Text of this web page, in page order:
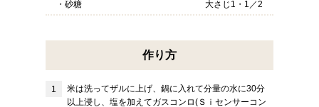
・砂糖 大さじ1・1／2
作り方
米は洗ってザルに上げ、鍋に入れて分量の水に30分
以上浸し、塩を加えてガスコンロ(Ｓｉセンサーコン